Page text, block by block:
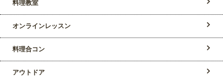
料理教室
オンラインレッスン
料理合コン
アウトドア